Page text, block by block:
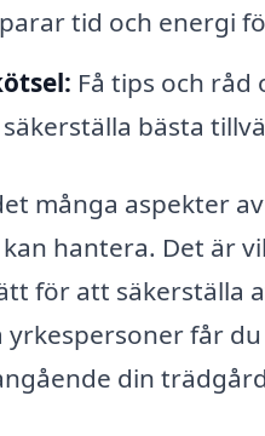
tid och energi
Få tips och
bästa
många aspekter
hantera. Det är
för att säkerställa
får
din